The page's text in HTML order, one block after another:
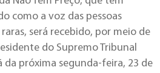
como a voz das pessoas
será recebido, por meio de
do Supremo Tribunal
da próxima segunda-feira, 23 de